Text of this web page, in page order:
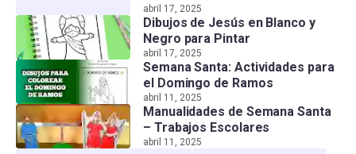
abril 17, 2025
Dibujos de Jesús en Blanco y
Negro para Pintar
abril 17, 2025
Semana Santa: Actividades para
el Domingo de Ramos
abril 11, 2025
Manualidades de Semana Santa
– Trabajos Escolares
abril 11, 2025